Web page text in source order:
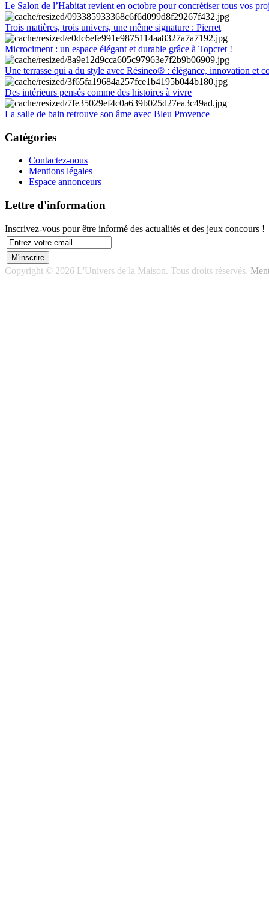
Le Salon de l’Habitat revient en octobre pour concrétiser tous vos
Trois matières, trois univers, une même signature : Pierret
Microciment : un espace élégant et durable grâce à Topcret !
Une terrasse qui a du style avec Résineo® : élégance, innovation et
Des intérieurs pensés comme des histoires à vivre
La salle de bain retrouve son âme avec Bleu Provence
Catégories
Contactez-nous
Mentions légales
Espace annonceurs
Lettre d'information
Inscrivez-vous pour être informé des actualités et des jeux concours !
Copyright © 2026 L'Univers de la Maison. Tous droits réservés.